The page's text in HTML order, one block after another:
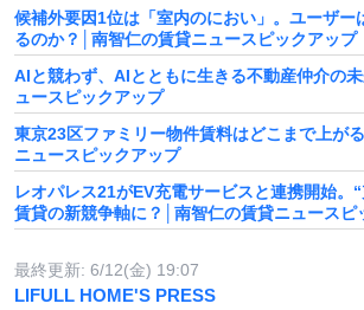
候補外要因1位は「室内のにおい」。ユーザー
るのか？│南智仁の賃貸ニュースピックアップ
AIと競わず、AIとともに生きる不動産仲介の
ュースピックアップ
東京23区ファミリー物件賃料はどこまで上が
ニュースピックアップ
レオパレス21がEV充電サービスと連携開始。
賃貸の新競争軸に？│南智仁の賃貸ニュースピ
最終更新: 6/12(金) 19:07
LIFULL HOME'S PRESS